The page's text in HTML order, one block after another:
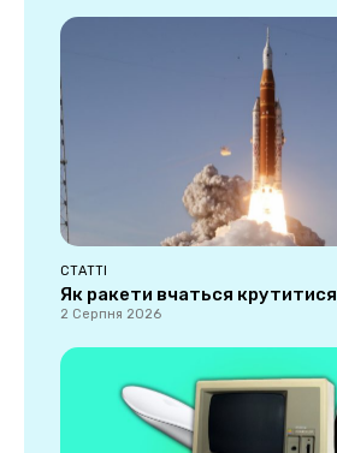
СТАТТІ
Як ракети вчаться крутитися
2 Серпня 2026